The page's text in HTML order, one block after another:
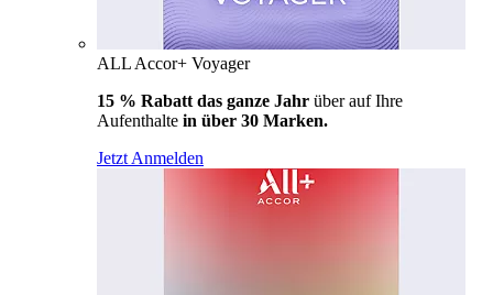
ALL Accor+ Voyager
15 % Rabatt das ganze Jahr über auf Ihre
Aufenthalte in über 30 Marken.
Jetzt Anmelden